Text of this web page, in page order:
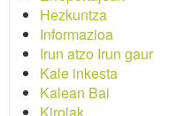
Hezkuntza
Informazioa
Irun atzo Irun gaur
Kale inkesta
Kalean Bai